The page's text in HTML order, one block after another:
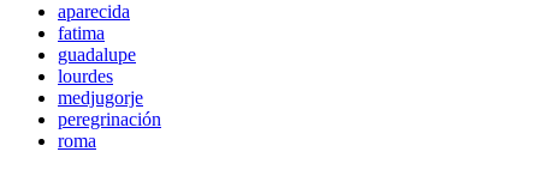
aparecida
fatima
guadalupe
lourdes
medjugorje
peregrinación
roma